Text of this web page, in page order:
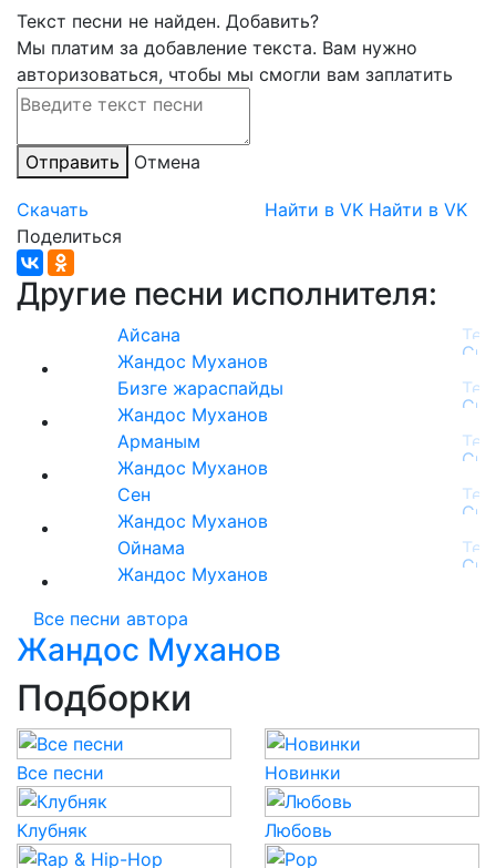
Текст песни не найден. Добавить?
Мы платим за добавление текста. Вам нужно
авторизоваться, чтобы мы смогли вам заплатить
Отправить Отмена
Скачать Найти в VK Найти в VK
Поделиться
Другие песни исполнителя:
Айсана
Жандос Муханов
Бизге жараспайды
Жандос Муханов
Арманым
Жандос Муханов
Сен
Жандос Муханов
Ойнама
Жандос Муханов
Все песни автора
Жандос Муханов
Подборки
Все песни Новинки
Клубняк Любовь